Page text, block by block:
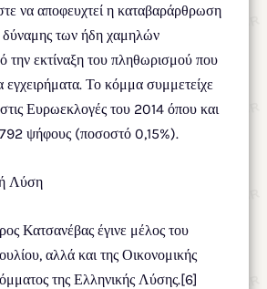
να αποφευχτεί η καταβαράρθρωση
δύναμης των ήδη χαμηλών
την εκτίναξη του πληθωρισμού που
εγχειρήματα. Το κόμμα συμμετείχε
Ευρωεκλογές του 2014 όπου και
ψήφους (ποσοστό 0,15%).
Λύση
Κατσανέβας έγινε μέλος του
αλλά και της Οικονομικής
της Ελληνικής Λύσης.[6]